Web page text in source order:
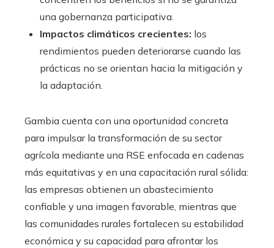
una gobernanza participativa.
Impactos climáticos crecientes: los
rendimientos pueden deteriorarse cuando las
prácticas no se orientan hacia la mitigación y
la adaptación.
Gambia cuenta con una oportunidad concreta
para impulsar la transformación de su sector
agrícola mediante una RSE enfocada en cadenas
más equitativas y en una capacitación rural sólida:
las empresas obtienen un abastecimiento
confiable y una imagen favorable, mientras que
las comunidades rurales fortalecen su estabilidad
económica y su capacidad para afrontar los